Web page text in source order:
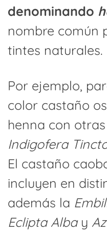
denominando
nombre común
tintes naturales.
Por ejemplo,
color castaño
henna con
Indigofera
El castaño
incluyen en
además la
Eclipta Albay